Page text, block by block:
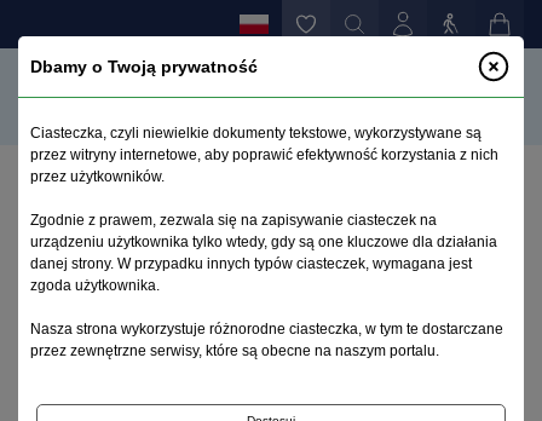
Zaburzenia pęcherzowe w stwardnieniu rozsianym –
diagnostyka i leczenie
Archiwum 1992–2014
1999, tom 8, zeszyt 1
Dbamy o Twoją prywatność
Ciasteczka, czyli niewielkie dokumenty tekstowe, wykorzystywane są
przez witryny internetowe, aby poprawić efektywność korzystania z nich
przez użytkowników.
Zgodnie z prawem, zezwala się na zapisywanie ciasteczek na
urządzeniu użytkownika tylko wtedy, gdy są one kluczowe dla działania
danej strony. W przypadku innych typów ciasteczek, wymagana jest
zgoda użytkownika.
Nasza strona wykorzystuje różnorodne ciasteczka, w tym te dostarczane
przez zewnętrzne serwisy, które są obecne na naszym portalu.